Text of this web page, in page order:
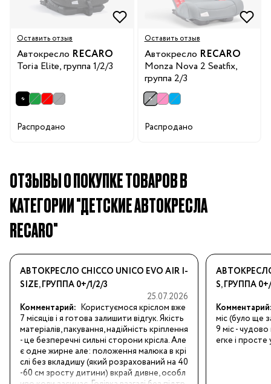
Оставить отзыв
Автокресло RECARO
Toria Elite, группа 1/2/3
Распродано
Оставить отзыв
Автокресло RECARO
Monza Nova 2 Seatfix,
группа 2/3
Распродано
ОТЗЫВЫ О ПОКУПКЕ ТОВАРОВ В
КАТЕГОРИИ "ДЕТСКИЕ АВТОКРЕСЛА
RECARO"
АВТОКРЕСЛО CHICCO UNICO EVO AIR I-
SIZE, ГРУППА 0+/1/2/3
25.07.2026
Комментарий: Користуємося кріслом вже
7 місяців і я готова залишити відгук. Якість
матеріалів, пакування, надійність кріплення
- це безперечні сильні сторони крісла. Але
є одне жирне але: положення малюка в крі
слі без вкладишу (який розрахований на 40
-60 см зросту дитини) вкрай дивне, особл
АВТОКРЕСЛО
S, ГРУППА
міс (було ще
9 міс -
егке і просте